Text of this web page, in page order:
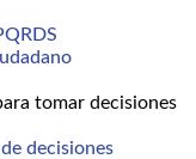
tomar decisiones
decisiones